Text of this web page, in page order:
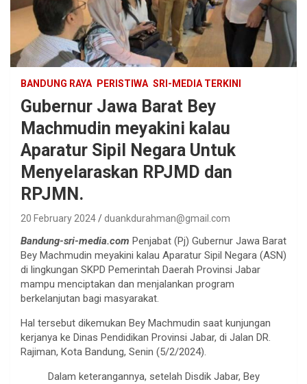
BANDUNG RAYA PERISTIWA SRI-MEDIA TERKINI
Gubernur Jawa Barat Bey
Machmudin meyakini kalau
Aparatur Sipil Negara Untuk
Menyelaraskan RPJMD dan
RPJMN.
20 February 2024 duankdurahman@gmail.com
Bandung-sri-media.com Penjabat (Pj) Gubernur Jawa Barat
Bey Machmudin meyakini kalau Aparatur Sipil Negara (ASN)
di lingkungan SKPD Pemerintah Daerah Provinsi Jabar
mampu menciptakan dan menjalankan program
berkelanjutan bagi masyarakat.
Hal tersebut dikemukan Bey Machmudin saat kunjungan
kerjanya ke Dinas Pendidikan Provinsi Jabar, di Jalan DR.
Rajiman, Kota Bandung, Senin (5/2/2024).
Dalam keterangannya, setelah Disdik Jabar, Bey